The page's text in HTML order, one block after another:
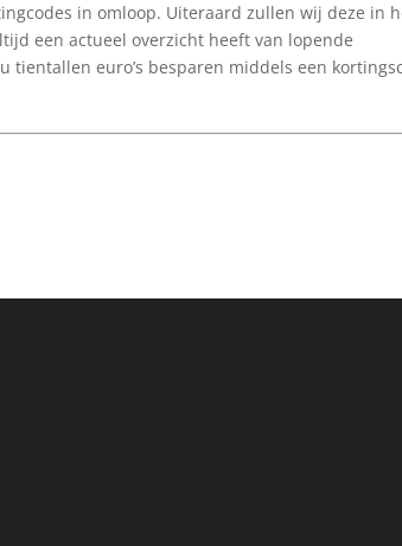
in omloop. Uiteraard zullen wij deze in
een actueel overzicht heeft van lopende
euro’s besparen middels een